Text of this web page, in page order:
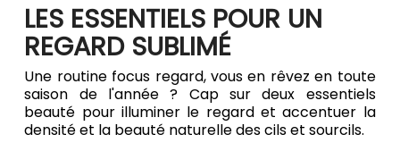
LES ESSENTIELS POUR UN
REGARD SUBLIMÉ
Une routine focus regard, vous en rêvez en toute
saison de l'année ? Cap sur deux essentiels
beauté pour illuminer le regard et accentuer la
densité et la beauté naturelle des cils et sourcils.